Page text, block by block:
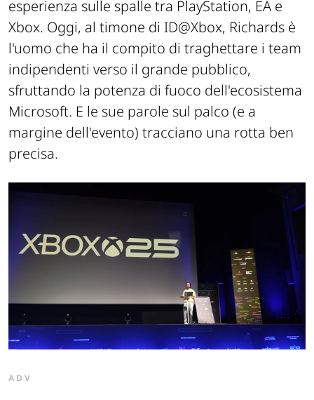
esperienza sulle spalle tra PlayStation, EA e
Xbox. Oggi, al timone di ID@Xbox, Richards è
l'uomo che ha il compito di traghettare i team
indipendenti verso il grande pubblico,
sfruttando la potenza di fuoco dell'ecosistema
Microsoft. E le sue parole sul palco (e a
margine dell'evento) tracciano una rotta ben
precisa.
ADV